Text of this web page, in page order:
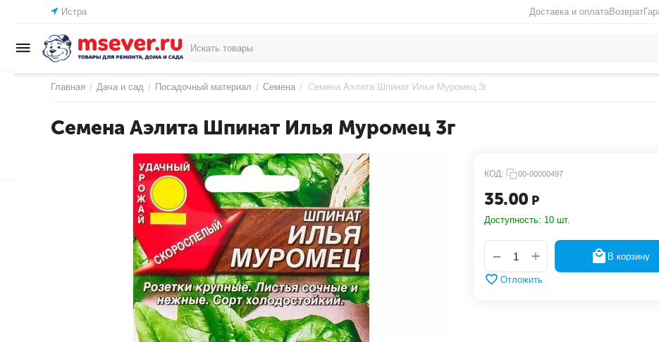
Истра Доставка и оплатаВозврат
Главная / Дача и сад / Посадочный материал / Семена / Семена Аэлита Шпинат Илья Муромец 3г
Семена Аэлита Шпинат Илья Муромец 3г
КОД: 00-00000497
35.00 Р
Доступность: 10 шт.
+
− В корзину
Отложить